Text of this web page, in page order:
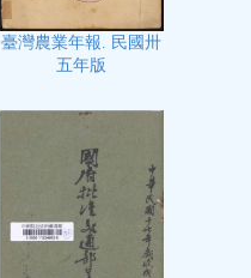
臺灣農業年報. 民國卅
五年版